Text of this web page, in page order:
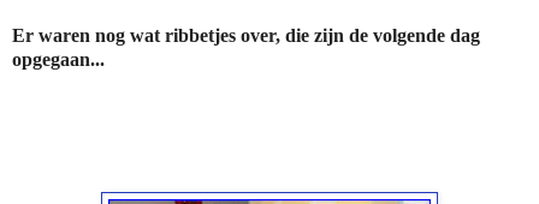
Er waren nog wat ribbetjes over, die zijn de volgende dag
opgegaan...